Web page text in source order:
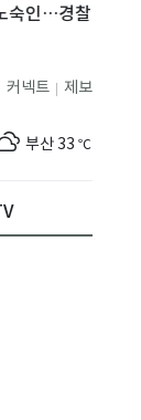
도움으로 30년
제보
커넥트
부산33 ℃